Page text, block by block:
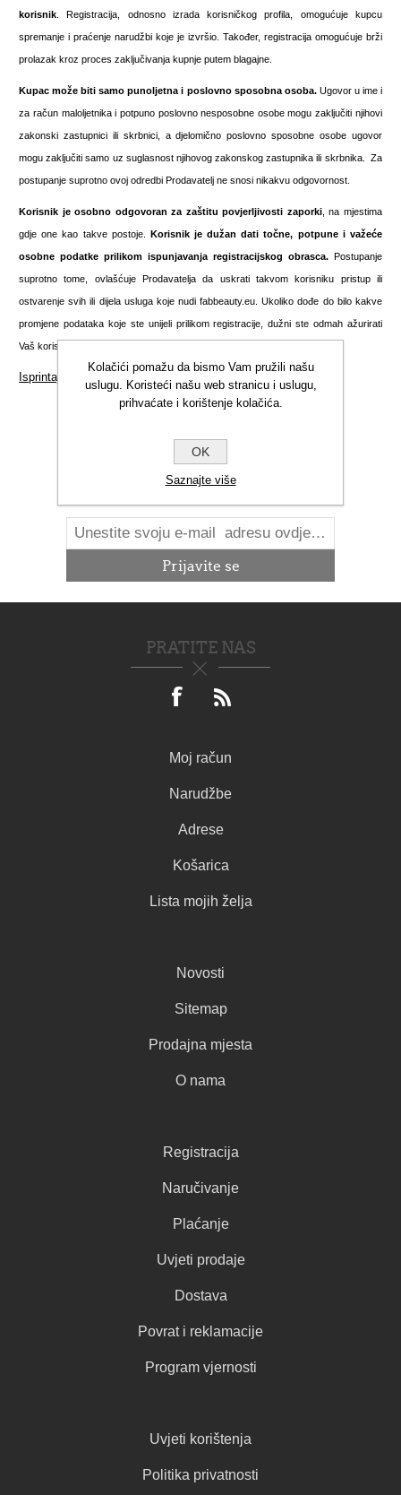
korisnik . Registracija, odnosno izrada korisničkog profila, omogućuje kupcu
spremanje i praćenje narudžbi koje je izvršio. Također, registracija omogućuje brži
prolazak kroz proces zaključivanja kupnje putem blagajne.
Kupac može biti samo punoljetna i poslovno sposobna osoba.Ugovor u ime i
za račun maloljetnika i potpuno poslovno nesposobne osobe mogu zaključiti njihovi
zakonski zastupnici ili skrbnici, a djelomično poslovno sposobne osobe ugovor
mogu zaključiti samo uz suglasnost njihovog zakonskog zastupnika ili skrbnika. Za
postupanje suprotno ovoj odredbi Prodavatelj ne snosi nikakvu odgovornost.
Korisnik je osobno odgovoran za zaštitu povjerljivosti zaporki, na mjestima
gdje one kao takve postoje. Korisnik je dužan dati točne, potpune i važeće
osobne podatke prilikom ispunjavanja registracijskog obrasca.Postupanje
suprotno tome, ovlašćuje Prodavatelja da uskrati takvom korisniku pristup ili
ostvarenje svih ili dijela usluga koje nudi fabbeauty.eu. Ukoliko dođe do bilo kakve
promjene podataka koje ste unijeli prilikom registracije, dužni ste odmah ažurirati
Vaš korisnički račun kako biste nas obavijestili o nastalim promjenama.
Isprintajte ovu stranicu
NOVOSTI
PRATITE NAS
Moj račun
Narudžbe
Adrese
Košarica
Lista mojih želja
Novosti
Sitemap
Prodajna mjesta
O nama
Registracija
Naručivanje
Plaćanje
Uvjeti prodaje
Dostava
Povrat i reklamacije
Program vjernosti
Uvjeti korištenja
Politika privatnosti
Kolačići pomažu da bismo Vam pružili našu
uslugu. Koristeći našu web stranicu i uslugu,
prihvaćate i korištenje kolačića.
OK
Saznajte više